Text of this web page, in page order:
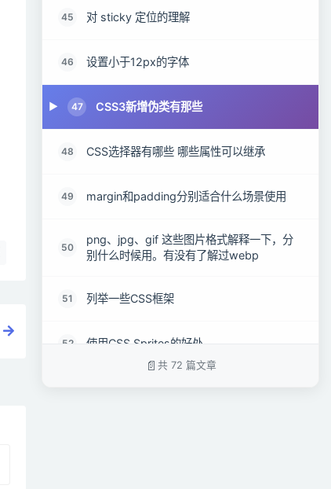
45 对 sticky 定位的理解
46 设置小于12px的字体
47 CSS3新增伪类有那些
48 CSS选择器有哪些 哪些属性可以继承
49 margin和padding分别适合什么场景使用
50
png、jpg、gif 这些图片格式解释一下，分
别什么时候用。有没有了解过webp
51 列举一些CSS框架
52 使用CSS Sprites的好处
共 72 篇文章